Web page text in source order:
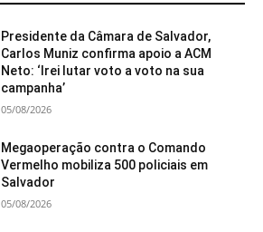
Presidente da Câmara de Salvador,
Carlos Muniz confirma apoio a ACM
Neto: ‘Irei lutar voto a voto na sua
campanha’
05/08/2026
Megaoperação contra o Comando
Vermelho mobiliza 500 policiais em
Salvador
05/08/2026